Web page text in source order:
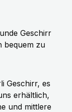
Geschirr
bequem zu
Geschirr, es
erhältlich,
und mittlere